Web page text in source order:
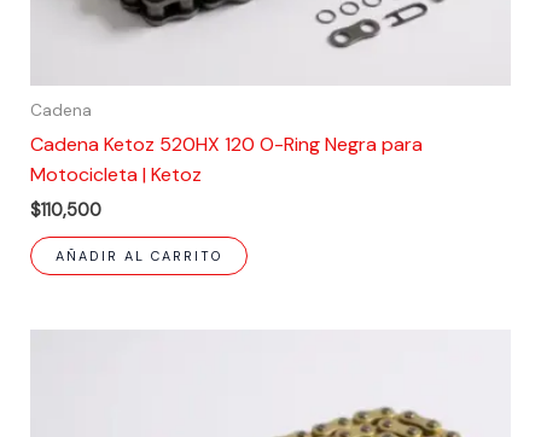
Cadena
Cadena Ketoz 520HX 120 O-Ring Negra para
Motocicleta | Ketoz
$110,500
AÑADIR AL CARRITO